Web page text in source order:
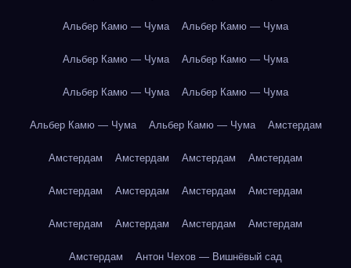
Альбер Камю — Чума Альбер Камю — Чума
Альбер Камю — Чума Альбер Камю — Чума
Альбер Камю — Чума Альбер Камю — Чума
Альбер Камю — Чума Альбер Камю — Чума Амстердам
Амстердам Амстердам Амстердам Амстердам
Амстердам Амстердам Амстердам Амстердам
Амстердам Амстердам Амстердам Амстердам
Амстердам Антон Чехов — Вишнёвый сад